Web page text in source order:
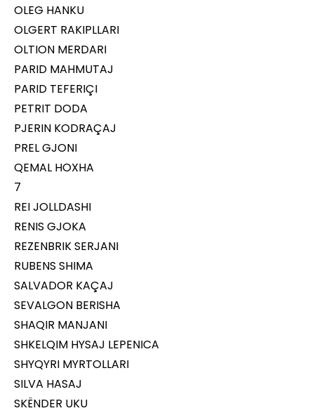
OLEG HANKU
OLGERT RAKIPLLARI
OLTION MERDARI
PARID MAHMUTAJ
PARID TEFERIÇI
PETRIT DODA
PJERIN KODRAÇAJ
PREL GJONI
QEMAL HOXHA
7
REI JOLLDASHI
RENIS GJOKA
REZENBRIK SERJANI
RUBENS SHIMA
SALVADOR KAÇAJ
SEVALGON BERISHA
SHAQIR MANJANI
SHKELQIM HYSAJ LEPENICA
SHYQYRI MYRTOLLARI
SILVA HASAJ
SKËNDER UKU